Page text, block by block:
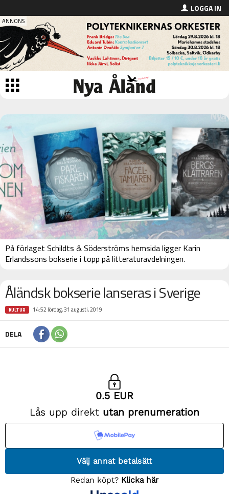
LOGGA IN
På förlaget Schildts & Söderströms hemsida ligger Karin
Erlandssons bokserie i topp på litteraturavdelningen.
Åländsk bokserie lanseras i Sverige
KULTUR 14:52 lördag, 31 augusti, 2019
DELA